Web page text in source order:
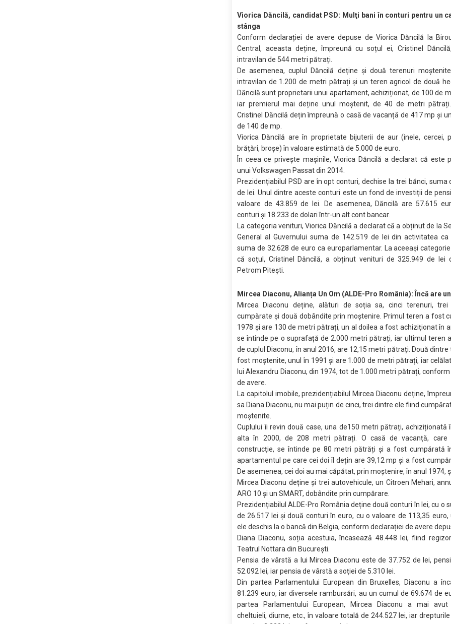
Viorica Dăncilă, candidat PSD: Mulţi bani în conturi pentru un
stânga
Conform declarației de avere depuse de Viorica Dăncilă la
Central, aceasta deține, împreună cu soțul ei, Cristinel
intravilan de 544 metri pătrați.
De asemenea, cuplul Dăncilă deține și două terenuri
intravilan de 1.200 de metri pătrați și un teren agricol de două
Dăncilă sunt proprietarii unui apartament, achiziționat, de 100 de
iar premierul mai deține unul moștenit, de 40 de metri
Cristinel Dăncilă dețin împreună o casă de vacanță de 417 mp și
de 140 de mp.
Viorica Dăncilă are în proprietate bijuterii de aur (inele, cercei,
brățări, broșe) în valoare estimată de 5.000 de euro.
În ceea ce privește mașinile, Viorica Dăncilă a declarat că este
unui Volkswagen Passat din 2014.
Prezidențiabilul PSD are în opt conturi, dechise la trei bănci, suma
de lei. Unul dintre aceste conturi este un fond de investiții de
valoare de 43.859 de lei. De asemenea, Dăncilă are 57.615
conturi și 18.233 de dolari într-un alt cont bancar.
La categoria venituri, Viorica Dăncilă a declarat că a obținut de la
General al Guvernului suma de 142.519 de lei din activitatea
suma de 32.628 de euro ca europarlamentar. La aceeași
că soțul, Cristinel Dăncilă, a obținut venituri de 325.949 de lei
Petrom Pitești.
Mircea Diaconu, Alianța Un Om (ALDE-Pro România): Încă are un
Mircea Diaconu deține, alături de soția sa, cinci terenuri,
cumpărate și două dobândite prin moștenire. Primul teren a fost
1978 și are 130 de metri pătrați, un al doilea a fost achiziționat în
se întinde pe o suprafață de 2.000 metri pătrați, iar ultimul teren
de cuplul Diaconu, în anul 2016, are 12,15 metri pătrați. Două dintre
fost moștenite, unul în 1991 și are 1.000 de metri pătrați, iar
lui Alexandru Diaconu, din 1974, tot de 1.000 metri pătrați,
de avere.
La capitolul imobile, prezidențiabilul Mircea Diaconu deține,
sa Diana Diaconu, nu mai puțin de cinci, trei dintre ele fiind
moștenite.
Cuplului îi revin două case, una de150 metri pătrați, achiziționată
alta în 2000, de 208 metri pătrați. O casă de vacanță, care
construcție, se întinde pe 80 metri pătrăți și a fost cumpărată
apartamentul pe care cei doi îl dețin are 39,12 mp și a fost
De asemenea, cei doi au mai căpătat, prin moștenire, în anul 1974,
Mircea Diaconu deține și trei autovehicule, un Citroen Mehari,
ARO 10 și un SMART, dobândite prin cumpărare.
Prezidențiabilul ALDE-Pro România deține două conturi în lei, cu o
de 26.517 lei și două conturi în euro, cu o valoare de 113,35 euro,
ele deschis la o bancă din Belgia, conform declarației de avere
Diana Diaconu, soția acestuia, încasează 48.448 lei, fiind
Teatrul Nottara din București.
Pensia de vârstă a lui Mircea Diaconu este de 37.752 de lei,
52.092 lei, iar pensia de vârstă a soției de 5.310 lei.
Din partea Parlamentului European din Bruxelles, Diaconu a
81.239 euro, iar diversele rambursări, au un cumul de 69.674 de
partea Parlamentului European, Mircea Diaconu a mai avut
cheltuieli, diurne, etc., în valoare totală de 244.527 lei, iar